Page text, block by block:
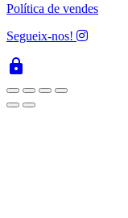
Política de vendes
Segueix-nos!
lock